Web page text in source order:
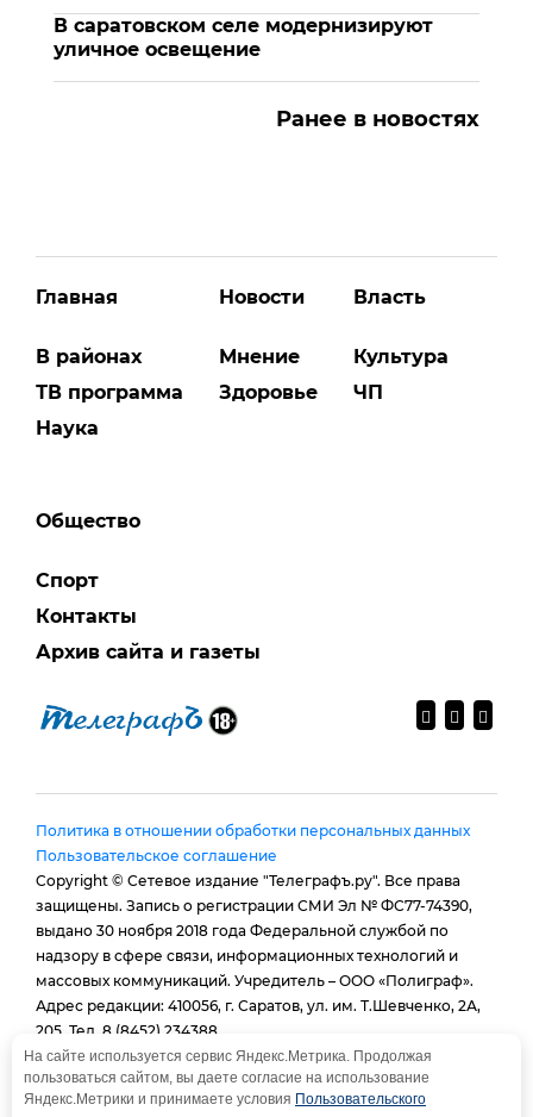
В саратовском селе модернизируют
уличное освещение
Ранее в новостях
Главная
В районах
ТВ программа
Наука
Новости
Мнение
Здоровье
Власть
Культура
ЧП
Общество
Спорт
Контакты
Архив сайта и газеты
Политика в отношении обработки персональных данных
Пользовательское соглашение
Copyright © Сетевое издание "Телеграфъ.ру". Все права
защищены. Запись о регистрации СМИ Эл № ФС77-74390,
выдано 30 ноября 2018 года Федеральной службой по
надзору в сфере связи, информационных технологий и
массовых коммуникаций. Учредитель – ООО «Полиграф».
Адрес редакции: 410056, г. Саратов, ул. им. Т.Шевченко, 2А,
205. Тел. 8 (8452) 234388.
E-mail: provtelegraf@gmail.com
И.о. главного редактора: Голубева Е. В.
При использовании материалов сайта - гиперссылка
На сайте используется сервис Яндекс.Метрика. Продолжая
пользоваться сайтом, вы даете согласие на использование
Яндекс.Метрики и принимаете условия Пользовательского